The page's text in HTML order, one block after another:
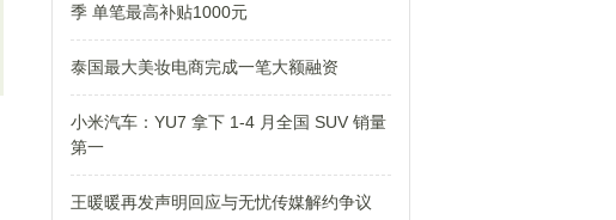
季 单笔最高补贴1000元
泰国最大美妆电商完成一笔大额融资
小米汽车：YU7 拿下 1-4 月全国 SUV 销量
第一
王暖暖再发声明回应与无忧传媒解约争议